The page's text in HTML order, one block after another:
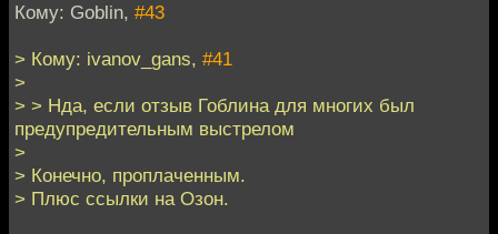
Кому: Goblin, #43
> Кому: ivanov_gans, #41
>
> > Нда, если отзыв Гоблина для многих был
предупредительным выстрелом
>
> Конечно, проплаченным.
> Плюс ссылки на Озон.